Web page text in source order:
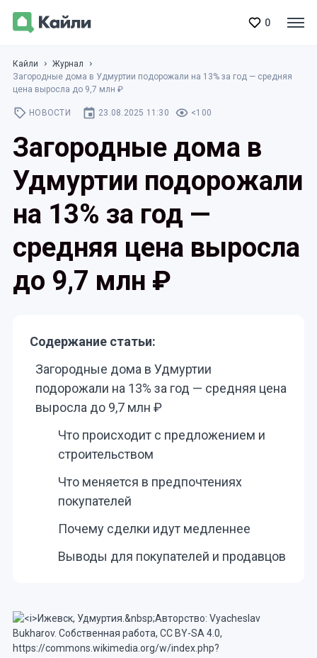
0
Кайли
Журнал
Загородные дома в Удмуртии подорожали на 13% за год — средняя
цена выросла до 9,7 млн ₽
НОВОСТИ 23.08.2025 11:30 <100
Загородные дома в
Удмуртии подорожали
на 13% за год —
средняя цена выросла
до 9,7 млн ₽
Содержание статьи:
Загородные дома в Удмуртии
подорожали на 13% за год — средняя цена
выросла до 9,7 млн ₽
Что происходит с предложением и
строительством
Что меняется в предпочтениях
покупателей
Почему сделки идут медленнее
Выводы для покупателей и продавцов